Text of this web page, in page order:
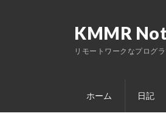
KMMR
リモートワークなプログ
ホーム 日記